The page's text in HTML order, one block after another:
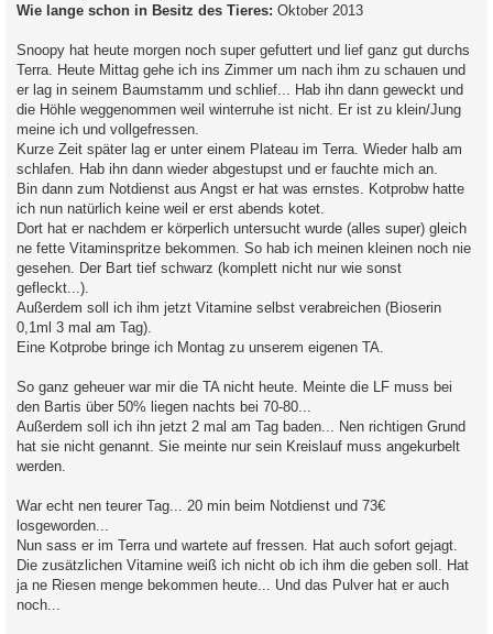
Wie lange schon in Besitz des Tieres: Oktober 2013
Snoopy hat heute morgen noch super gefuttert und lief ganz gut durchs
Terra. Heute Mittag gehe ich ins Zimmer um nach ihm zu schauen und
er lag in seinem Baumstamm und schlief... Hab ihn dann geweckt und
die Höhle weggenommen weil winterruhe ist nicht. Er ist zu klein/Jung
meine ich und vollgefressen.
Kurze Zeit später lag er unter einem Plateau im Terra. Wieder halb am
schlafen. Hab ihn dann wieder abgestupst und er fauchte mich an.
Bin dann zum Notdienst aus Angst er hat was ernstes. Kotprobw hatte
ich nun natürlich keine weil er erst abends kotet.
Dort hat er nachdem er körperlich untersucht wurde (alles super) gleich
ne fette Vitaminspritze bekommen. So hab ich meinen kleinen noch nie
gesehen. Der Bart tief schwarz (komplett nicht nur wie sonst
gefleckt...).
Außerdem soll ich ihm jetzt Vitamine selbst verabreichen (Bioserin
0,1ml 3 mal am Tag).
Eine Kotprobe bringe ich Montag zu unserem eigenen TA.
So ganz geheuer war mir die TA nicht heute. Meinte die LF muss bei
den Bartis über 50% liegen nachts bei 70-80...
Außerdem soll ich ihn jetzt 2 mal am Tag baden... Nen richtigen Grund
hat sie nicht genannt. Sie meinte nur sein Kreislauf muss angekurbelt
werden.
War echt nen teurer Tag... 20 min beim Notdienst und 73€
losgeworden...
Nun sass er im Terra und wartete auf fressen. Hat auch sofort gejagt.
Die zusätzlichen Vitamine weiß ich nicht ob ich ihm die geben soll. Hat
ja ne Riesen menge bekommen heute... Und das Pulver hat er auch
noch...